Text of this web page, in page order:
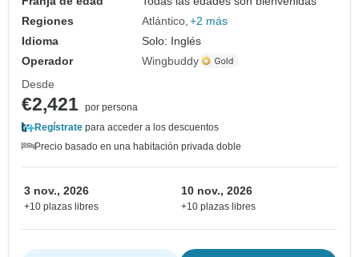
Regiones
Atlántico +2 más
Idioma
Solo: Inglés
Operador
Wingbuddy
Desde
€2,421 por persona
Regístrate para acceder a los descuentos
Precio basado en una habitación privada doble
3 nov., 2026
+10 plazas libres
10 nov., 2026
+10 plazas libres